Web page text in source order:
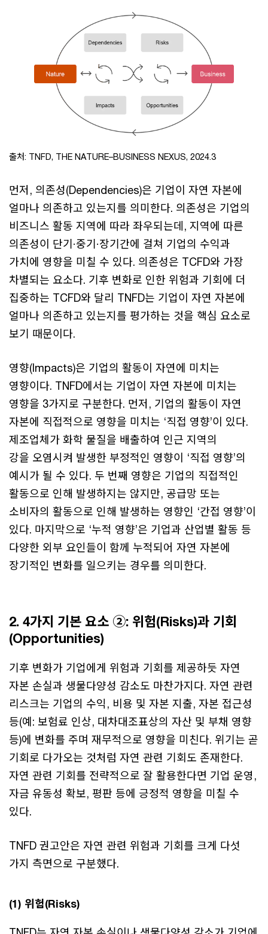
출처: TNFD, THE NATURE–BUSINESS NEXUS, 2024.3
먼저, 의존성(Dependencies)은 기업이 자연 자본에
얼마나 의존하고 있는지를 의미한다. 의존성은 기업의
비즈니스 활동 지역에 따라 좌우되는데, 지역에 따른
의존성이 단기·중기·장기간에 걸쳐 기업의 수익과
가치에 영향을 미칠 수 있다. 의존성은 TCFD와 가장
차별되는 요소다. 기후 변화로 인한 위험과 기회에 더
집중하는 TCFD와 달리 TNFD는 기업이 자연 자본에
얼마나 의존하고 있는지를 평가하는 것을 핵심 요소로
보기 때문이다.
영향(Impacts)은 기업의 활동이 자연에 미치는
영향이다. TNFD에서는 기업이 자연 자본에 미치는
영향을 3가지로 구분한다. 먼저, 기업의 활동이 자연
자본에 직접적으로 영향을 미치는 ‘직접 영향’이 있다.
제조업체가 화학 물질을 배출하여 인근 지역의
강을 오염시켜 발생한 부정적인 영향이 ‘직접 영향’의
예시가 될 수 있다. 두 번째 영향은 기업의 직접적인
활동으로 인해 발생하지는 않지만, 공급망 또는
소비자의 활동으로 인해 발생하는 영향인 ‘간접 영향’이
있다. 마지막으로 ‘누적 영향’은 기업과 산업별 활동 등
다양한 외부 요인들이 함께 누적되어 자연 자본에
장기적인 변화를 일으키는 경우를 의미한다.
2. 4가지 기본 요소 ②: 위험(Risks)과 기회
(Opportunities)
기후 변화가 기업에게 위험과 기회를 제공하듯 자연
자본 손실과 생물다양성 감소도 마찬가지다. 자연 관련
리스크는 기업의 수익, 비용 및 자본 지출, 자본 접근성
등(예: 보험료 인상, 대차대조표상의 자산 및 부채 영향
등)에 변화를 주며 재무적으로 영향을 미친다. 위기는 곧
기회로 다가오는 것처럼 자연 관련 기회도 존재한다.
자연 관련 기회를 전략적으로 잘 활용한다면 기업 운영,
자금 유동성 확보, 평판 등에 긍정적 영향을 미칠 수
있다.
TNFD 권고안은 자연 관련 위험과 기회를 크게 다섯
가지 측면으로 구분했다.
(1) 위험(Risks)